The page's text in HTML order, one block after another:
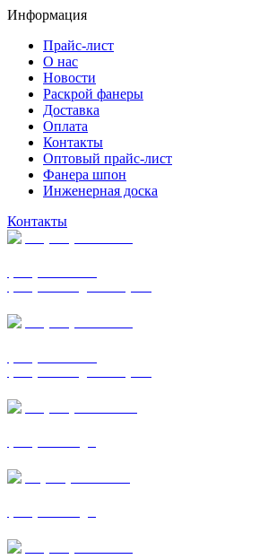
Информация
Прайс-лист
О нас
Новости
Раскрой фанеры
Доставка
Оплата
Контакты
Оптовый прайс-лист
Фанера шпон
Инженерная доска
Контакты